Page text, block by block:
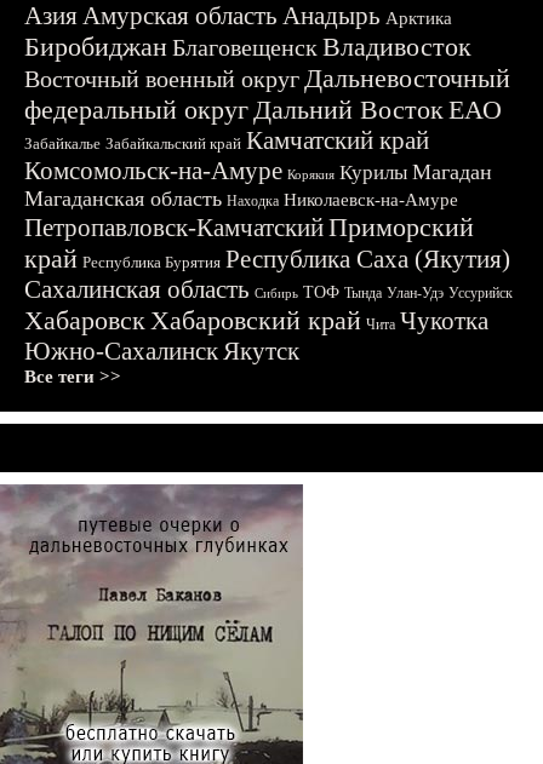
АзияАмурская область Анадырь Арктика
БиробиджанБлаговещенскВладивосток
Восточный военный округДальневосточный
федеральный округДальний ВостокЕАО
Забайкалье Забайкальский край Камчатский край
Комсомольск-на-Амуре Корякия Курилы Магадан
Магаданская область Находка Николаевск-на-Амуре
Петропавловск-КамчатскийПриморский
край Республика Бурятия Республика Саха (Якутия)
Сахалинская область Сибирь ТОФ Тында Улан-Удэ Уссурийск
ХабаровскХабаровский край Чита Чукотка
Южно-СахалинскЯкутск
Все теги >>